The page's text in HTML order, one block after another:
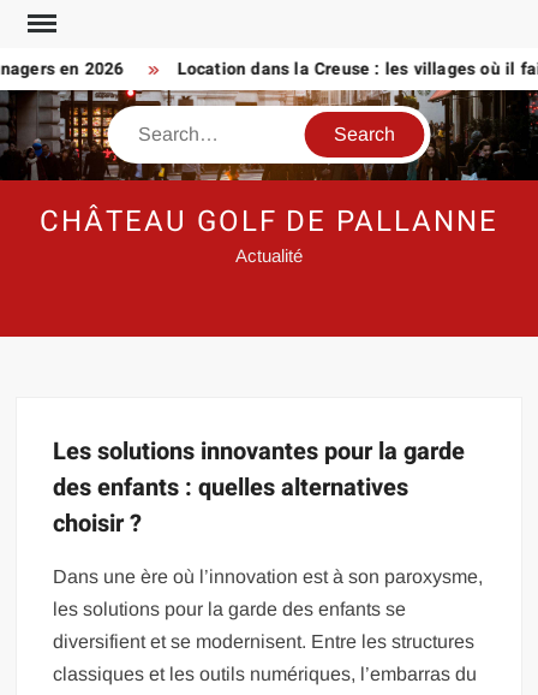
Skip
contenten 2026 Location dans la Creuse : les villages où il
Search
CHÂTEAU GOLF DE PALLANNE
Actualité
Les solutions innovantes pour la garde
des enfants : quelles alternatives
choisir ?
Dans une ère où l’innovation est à son paroxysme,
les solutions pour la garde des enfants se
diversifient et se modernisent. Entre les structures
classiques et les outils numériques, l’embarras du